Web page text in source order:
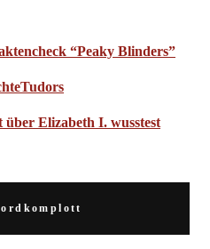
“Peaky Blinders”
Tudors
über Elizabeth I. wusstest